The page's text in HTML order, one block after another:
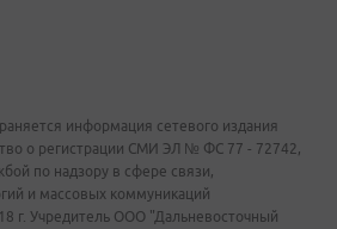
информация сетевого издания
о регистрации СМИ ЭЛ № ФС 77 - 72742,
по надзору в сфере связи,
и массовых коммуникаций
г. Учредитель ООО "Дальневосточный